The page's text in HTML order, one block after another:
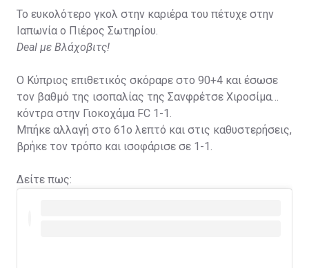
Το ευκολότερο γκολ στην καριέρα του πέτυχε στην
Ιαπωνία ο Πιέρος Σωτηρίου.
Deal με Βλάχοβιτς!
Ο Κύπριος επιθετικός σκόραρε στο 90+4 και έσωσε
τον βαθμό της ισοπαλίας της Σανφρέτσε Χιροσίμα
κόντρα στην Γιοκοχάμα FC 1-1.
Μπήκε αλλαγή στο 61ο λεπτό και στις καθυστερήσεις,
βρήκε τον τρόπο και ισοφάρισε σε 1-1.
Δείτε πως: